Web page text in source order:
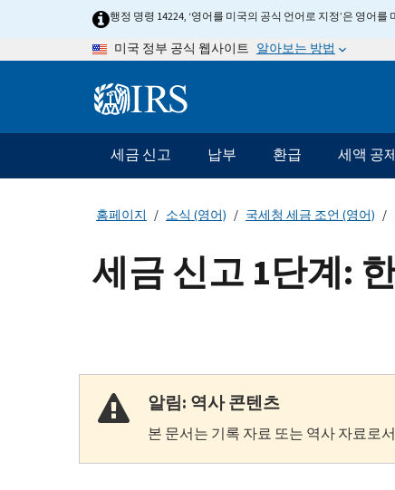
행정 명령 14224, ‘영어를 미국의 공식 언어로 지정’은 영어
미국 정부 공식 웹사이트 알아보는 방법
Information
메
인
네
게
이
세금 신고 납부 환급 세액 공
홈페이지 소식 (영어) 국세청 세금 조언 (영어)
세금 신고 1단계:
알림: 역사 콘텐츠
본 문서는 기록 자료 또는 역사 자료로